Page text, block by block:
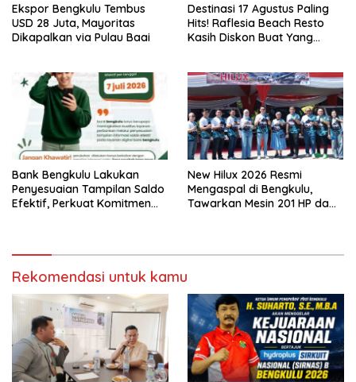
Ekspor Bengkulu Tembus
USD 28 Juta, Mayoritas
Dikapalkan via Pulau Baai
Destinasi 17 Agustus Paling
Hits! Raflesia Beach Resto
Kasih Diskon Buat Yang
Bank Bengkulu Lakukan
Penyesuaian Tampilan Saldo
Efektif, Perkuat Komitmen
New Hilux 2026 Resmi
Mengaspal di Bengkulu,
Tawarkan Mesin 201 HP dam
Rekomendasi untuk kamu